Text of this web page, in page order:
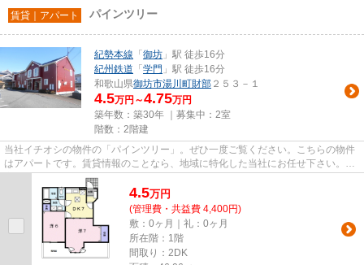
賃貸｜アパート パインツリー
紀勢本線 「 御坊 」駅 徒歩16分
紀州鉄道 「 学門 」駅 徒歩16分
和歌山県御坊市湯川町財部 ２５３－１
4.5万円～4.75万円
築年数：築30年 ｜募集中： 2室
階数：2階建
当社イチオシの物件の「パインツリー」。ぜひ一度ご覧ください。こちらの物件
はアパートです。賃貸情報のことなら、地域に特化した当社にお任せ下さい。お
客様にご満足していただける...
4.5万円
(管理費・共益費 4,400円)
敷：0ヶ月｜礼：0ヶ月
所在階：1階
間取り：2DK